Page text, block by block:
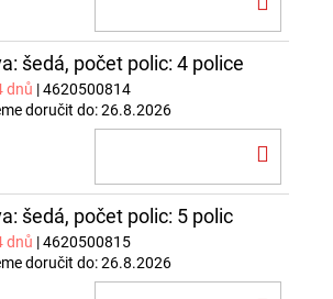
šedá, počet polic: 4 police
dnů | 4620500814
doručit do:26.8.2026
šedá, počet polic: 5 polic
dnů | 4620500815
doručit do:26.8.2026